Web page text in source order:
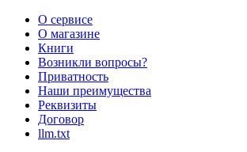
О сервисе
О магазине
Книги
Возникли вопросы?
Приватность
Наши преимущества
Реквизиты
Договор
llm.txt